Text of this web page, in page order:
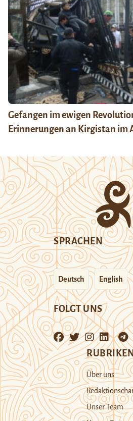
Gefangen im ewigen
Erinnerungen an Kirgistan im
SPRACHEN
Deutsch English
FOLGT UNS
Über uns
Unser Team